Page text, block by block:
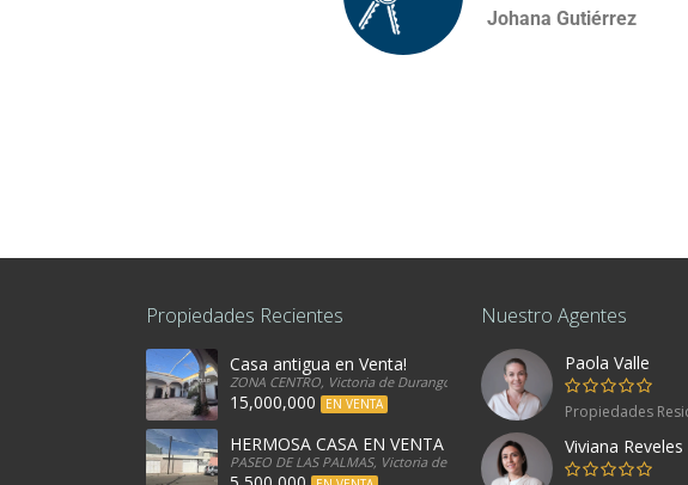
Johana Gutiérrez
Propiedades Recientes
Casa antigua en Venta!
ZONA CENTRO, Victoria de Durango, 34080, Mexico
15,000,000 EN VENTA
HERMOSA CASA EN VENTA
PASEO DE LAS PALMAS, Victoria de Durango, 34080, Mexico
Nuestro Agentes
Paola Valle
Propiedades
Viviana Reveles